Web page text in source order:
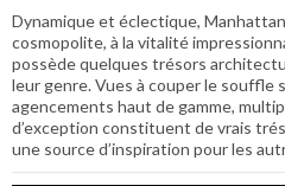
Dynamique et éclectique,
cosmopolite, à la vitalité
possède quelques trésors
leur genre. Vues à couper le souffle
agencements haut de gamme,
d’exception constituent de vrais
une source d’inspiration pour les